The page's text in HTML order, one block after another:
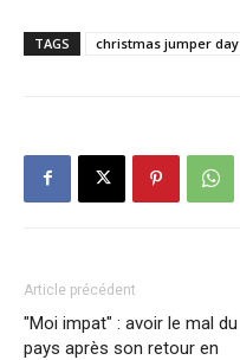
TAGS christmas jumper day
Article précédent
"Moi impat" : avoir le mal du
pays après son retour en